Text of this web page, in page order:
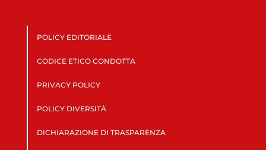
POLICY EDITORIALE
CODICE ETICO CONDOTTA
PRIVACY POLICY
POLICY DIVERSITÀ
DICHIARAZIONE DI TRASPARENZA